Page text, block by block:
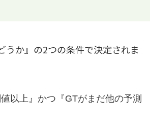
うか』の2つの条件で決定されま
以上』かつ『GTがまだ他の予測